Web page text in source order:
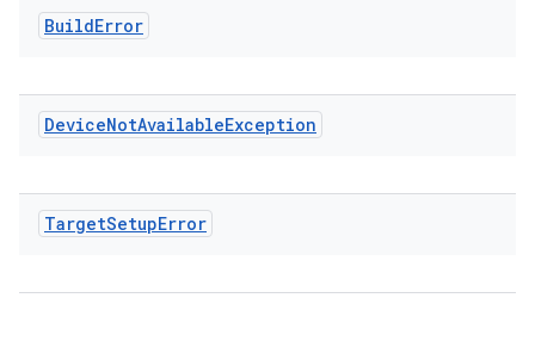
BuildError
DeviceNotAvailableException
TargetSetupError